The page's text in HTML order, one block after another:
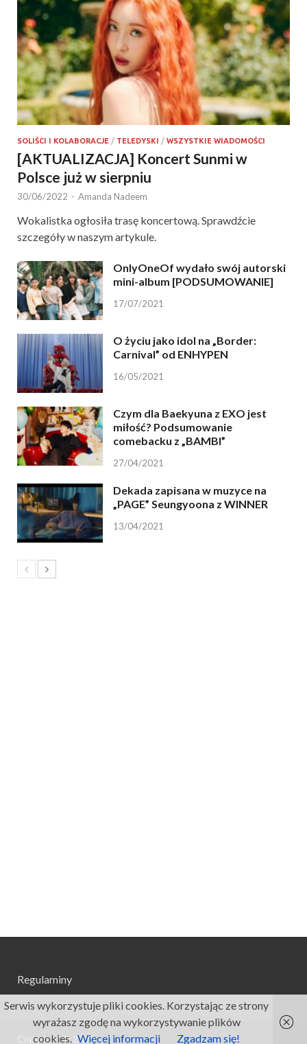
SOLIŚCI I KOLABORACJE / TELEDYSKI / WSZYSTKIE WIADOMOŚCI
[AKTUALIZACJA] Koncert Sunmi w
Polsce już w sierpniu
30/06/2022 - Amanda Nadeem
Wokalistka ogłosiła trasę koncertową. Sprawdźcie
szczegóły w naszym artykule.
OnlyOneOf wydało swój autorski
mini-album [PODSUMOWANIE]
17/07/2021
O życiu jako idol na „Border:
Carnival” od ENHYPEN
16/05/2021
Czym dla Baekyuna z EXO jest
miłość? Podsumowanie
comebacku z „BAMBI”
27/04/2021
Dekada zapisana w muzyce na
„PAGE” Seungyoona z WINNER
13/04/2021
Regulaminy
Copyright © 2026.
Serwis wykorzystuje pliki cookies. Korzystając ze strony
wyrażasz zgodę na wykorzystywanie plików
cookies. Więcej informacji Zgadzam się!